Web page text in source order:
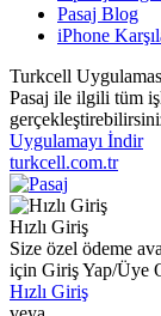
Pasaj Blog
iPhone
Turkcell
Pasaj ile ilgili tüm
Uygulamayı İndir
turkcell.com.tr
Hızlı Giriş
Size özel ödeme
için Giriş Yap/Üye
Hızlı Giriş